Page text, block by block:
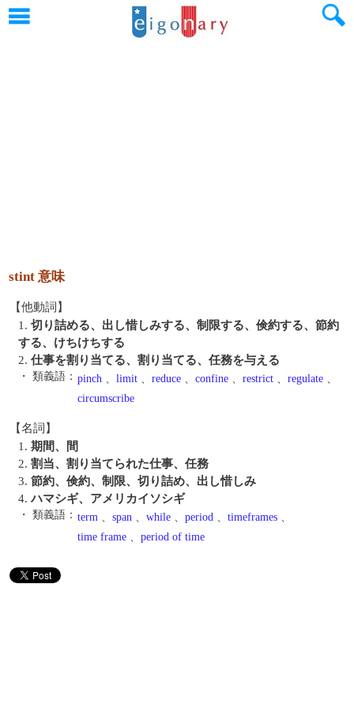
stint 意味
【他動詞】
1. 切り詰める、出し惜しみする、制限する、倹約する、節約
する、けちけちする
2. 仕事を割り当てる、割り当てる、任務を与える
・ 類義語： pinch 、 limit 、 reduce 、 confine 、 restrict 、 regulate 、
circumscribe
【名詞】
1. 期間、間
2. 割当、割り当てられた仕事、任務
3. 節約、倹約、制限、切り詰め、出し惜しみ
4.ハマシギ、アメリカイソシギ
・ 類義語： term 、 span 、 while 、 period 、 timeframes 、
time frame 、 period of time